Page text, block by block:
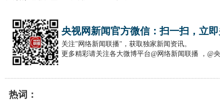
央视网新闻官方微信：扫一扫，立
关注"网络新闻联播"，获取独家新闻资讯。
更多精彩请关注各大微博平台@网络新闻联播 ，@
热词：